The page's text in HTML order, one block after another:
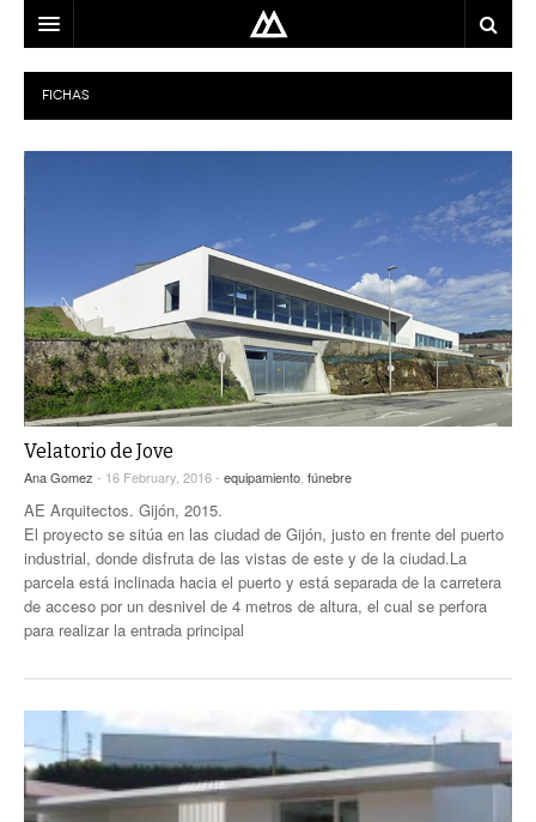
ARQUITECTO
LOCALIZACIÓN
BLOG
CONTACTO
FICHAS
Velatorio de Jove
Ana Gomez - 16 February, 2016 - equipamiento fúnebre
AE Arquitectos. Gijón, 2015.
El proyecto se sitúa en las ciudad de Gijón, justo en frente del puerto
industrial, donde disfruta de las vistas de este y de la ciudad.La
parcela está inclinada hacia el puerto y está separada de la carretera
de acceso por un desnivel de 4 metros de altura, el cual se perfora
para realizar la entrada principal